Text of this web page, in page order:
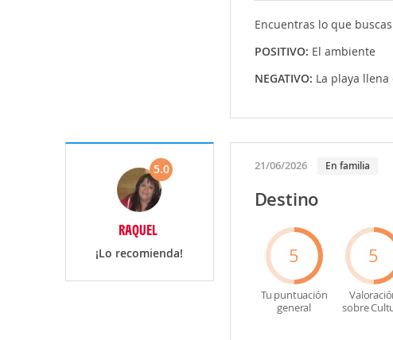
Encuentras lo que
POSITIVO: El ambiente
NEGATIVO: La playa llena
5.0
RAQUEL
¡Lo recomienda!
21/06/2026 En familia
Destino
5
Tu puntuación
general
5
sobre